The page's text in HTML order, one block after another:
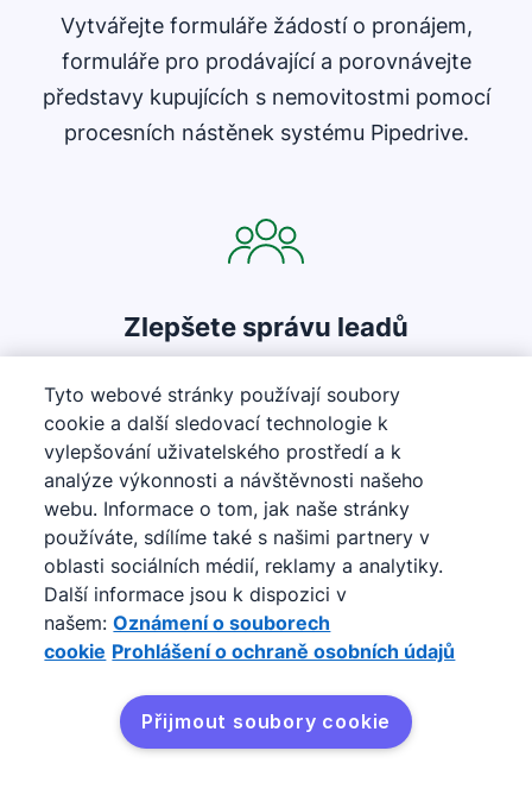
Vytvářejte formuláře žádostí o pronájem,
formuláře pro prodávající a porovnávejte
představy kupujících s nemovitostmi pomocí
procesních nástěnek systému Pipedrive.
Zlepšete správu leadů
shromažďovat co nejvíce relevantních
informací.
Formuláře vám umožní zjistit zájmy a potřeby
vašich leadů pomocí polí se stručnými dotazy, a
segmentace a cílení tak bude hračka.
Otevře se v novém okně
Vyzkoušet zdarma
Tyto webové stránky používají soubory
cookie a další sledovací technologie k
vylepšování uživatelského prostředí a k
analýze výkonnosti a návštěvnosti našeho
webu. Informace o tom, jak naše stránky
používáte, sdílíme také s našimi partnery v
oblasti sociálních médií, reklamy a analytiky.
Další informace jsou k dispozici v
našem: Oznámení o souborech
cookie Prohlášení o ochraně osobních údajů
Přijmout soubory cookie